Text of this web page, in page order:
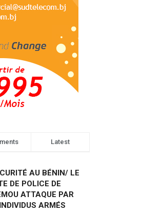
Latest
AU BÉNIN/ LE
DE POLICE DE
ATTAQUE PAR
ARMÉS